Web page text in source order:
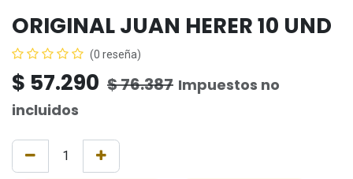
ORIGINAL JUAN HERER 10 UND
(0 reseña)
$ 57.290 $76.387 Impuestos no
incluidos